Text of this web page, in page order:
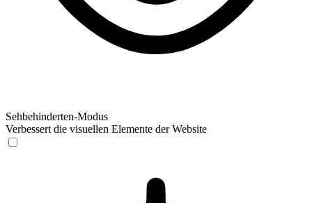
Sehbehinderten-Modus
Verbessert die visuellen Elemente der Website